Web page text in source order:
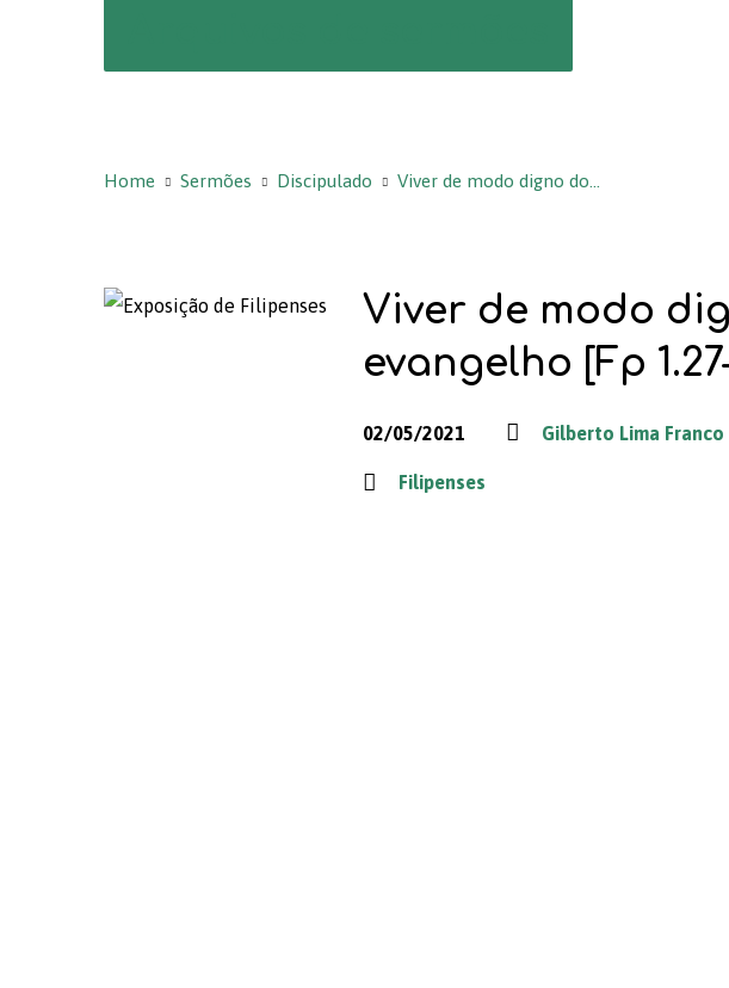
Home Sermões Discipulado Viver de modo digno do…
Viver de modo
evangelho [Fp
02/05/2021 Gilberto Lima Franco
Filipenses